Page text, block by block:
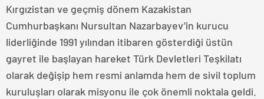
Kırgızistan ve geçmiş dönem Kazakistan
Cumhurbaşkanı Nursultan Nazarbayev’in kurucu
liderliğinde 1991 yılından itibaren gösterdiği üstün
gayret ile başlayan hareket Türk Devletleri Teşkilatı
olarak değişip hem resmi anlamda hem de sivil toplum
kuruluşları olarak misyonu ile çok önemli noktala geldi.